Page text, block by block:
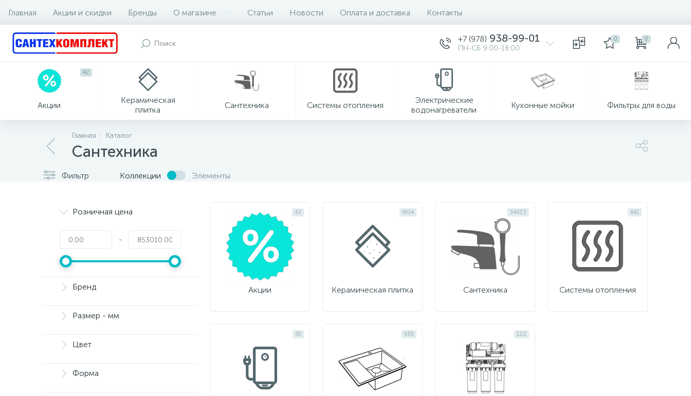
Главная Акции и скидки Бренды О магазине Статьи Новости Оплата и доставка Контакты
+7 (978) 938-99-01
ПН-СБ 9:00-18:00
0 0
Акции
42
Керамическая
плитка
Сантехника Системы отопления
Электрические
водонагреватели
Кухонные мойки Фильтры для воды
Главная Каталог
Сантехника
Фильтр Коллекции Элементы
Розничная цена
-
Бренд
Размер - мм
Цвет
Форма
42
Акции
6914
Керамическая плитка
34633
Сантехника
641
Системы отопления
59 989 122